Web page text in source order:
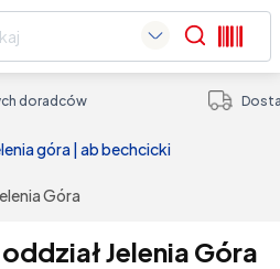
doradców
Search
góra | ab bechcicki
Góra
Jelenia Góra